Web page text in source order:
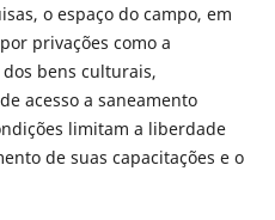
o espaço do campo, em
privações como a
bens culturais,
acesso a saneamento
limitam a liberdade
de suas capacitações e o